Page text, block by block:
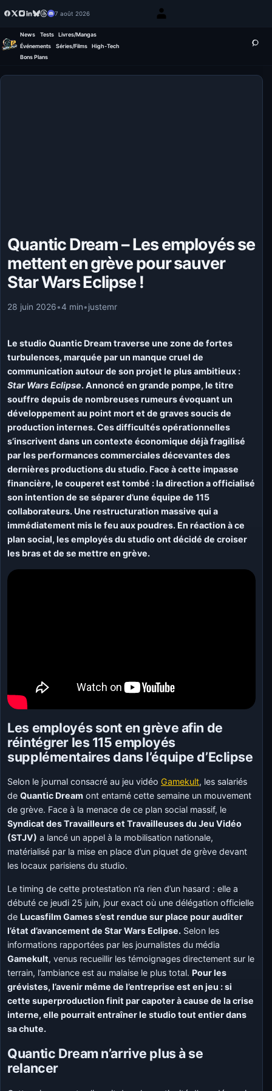
7 août 2026
News Tests
Livres/Mangas
Événements
Séries/Films
High-Tech
Bons Plans
Quantic Dream – Les employés se
mettent en grève pour sauver
Star Wars Eclipse !
28 juin 2026•4 min•justemr
Le studio Quantic Dream traverse une zone de fortes
turbulences, marquée par un manque cruel de
communication autour de son projet le plus ambitieux :
Star Wars Eclipse. Annoncé en grande pompe, le titre
souffre depuis de nombreuses rumeurs évoquant un
développement au point mort et de graves soucis de
production internes. Ces difficultés opérationnelles
s’inscrivent dans un contexte économique déjà fragilisé
par les performances commerciales décevantes des
dernières productions du studio. Face à cette impasse
financière, le couperet est tombé : la direction a officialisé
son intention de se séparer d’une équipe de 115
collaborateurs. Une restructuration massive qui a
immédiatement mis le feu aux poudres. En réaction à ce
plan social, les employés du studio ont décidé de croiser
les bras et de se mettre en grève.
Les employés sont en grève afin de
réintégrer les 115 employés
supplémentaires dans l’équipe d’Eclipse
Selon le journal consacré au jeu vidéo Gamekult, les salariés
deQuantic Dream ont entamé cette semaine un mouvement
de grève. Face à la menace de ce plan social massif, le
Syndicat des Travailleurs et Travailleuses du Jeu Vidéo
(STJV) a lancé un appel à la mobilisation nationale,
matérialisé par la mise en place d’un piquet de grève devant
les locaux parisiens du studio.
Le timing de cette protestation n’a rien d’un hasard : elle a
débuté ce jeudi 25 juin, jour exact où une délégation officielle
de Lucasfilm Games s’est rendue sur place pour auditer
l’état d’avancement de Star Wars Eclipse. Selon les
informations rapportées par les journalistes du média
Gamekult, venus recueillir les témoignages directement sur le
terrain, l’ambiance est au malaise le plus total. Pour les
grévistes, l’avenir même de l’entreprise est en jeu : si
cette superproduction finit par capoter à cause de la crise
interne, elle pourrait entraîner le studio tout entier dans
sa chute.
Quantic Dream n’arrive plus à se
relancer